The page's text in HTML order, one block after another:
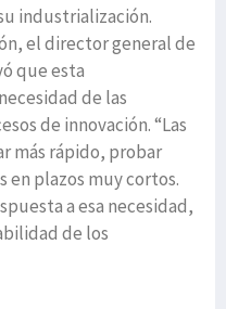
industrialización.
el director general de
que esta
de las
de innovación. “Las
más rápido, probar
en plazos muy cortos.
a esa necesidad,
de los